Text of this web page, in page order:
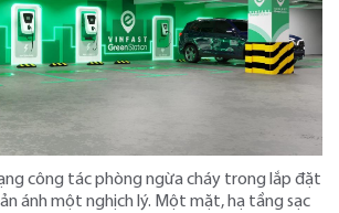
công tác phòng ngừa cháy trong lắp đặt
ánh một nghịch lý. Một mặt, hạ tầng sạc